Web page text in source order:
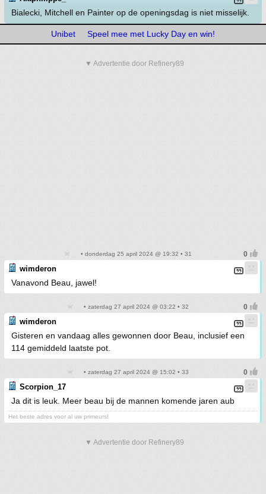
Bialecki, Mitchell en Painter op de openingsdag is niet misselijk.
Unibet Speel mee met Lucky Day en win!
▼ Advertentie door Refinery89
• donderdag 25 april 2024 @ 19:32 • 31
wimderon
Vanavond Beau, jawel!
• zaterdag 27 april 2024 @ 03:22 • 32
wimderon
Gisteren en vandaag alles gewonnen door Beau, inclusief een
114 gemiddeld laatste pot.
• zaterdag 27 april 2024 @ 15:02 • 33
Scorpion_17
Ja dit is leuk. Meer beau bij de mannen komende jaren aub
Het beste adres voor al uw primeurs!
▼ Advertentie door Refinery89